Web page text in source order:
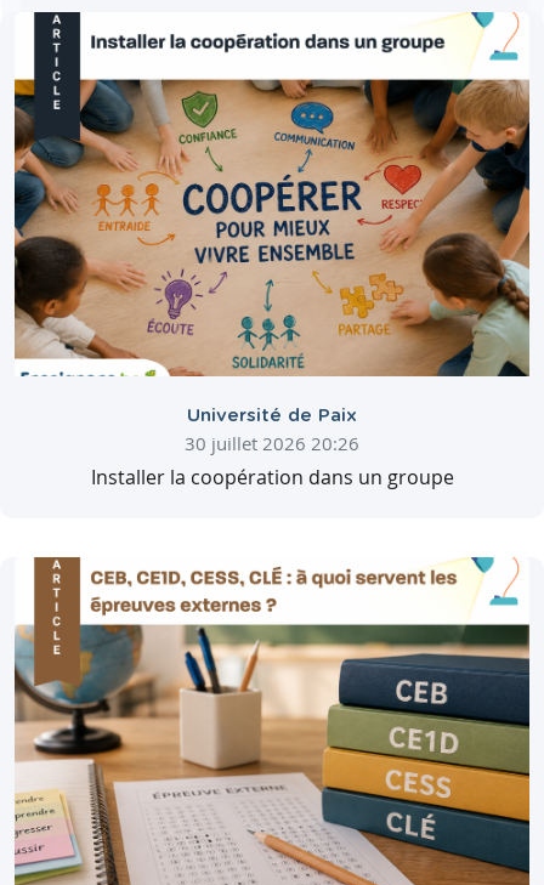
Université de Paix
30 juillet 2026 20:26
Installer la coopération dans un groupe